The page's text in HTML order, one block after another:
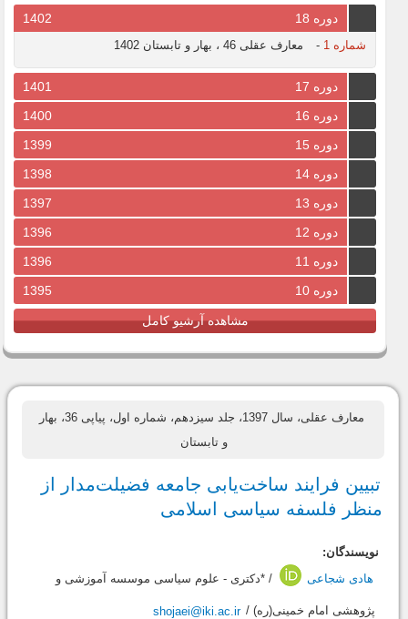
دوره 18 1402
شماره 1 - معارف عقلی 46 ، بهار و تابستان 1402
دوره 17
1401
دوره 16
1400
دوره 15
1399
دوره 14
1398
دوره 13
1397
دوره 12
1396
دوره 11
1396
دوره 10
1395
مشاهده آرشیو کامل
معارف عقلی، سال 1397، جلد سیزدهم، شماره اول، پیاپی 36، بهار
و تابستان
تبیین فرایند ساخت‌یابی جامعه فضیلت‌مدار از
منظر فلسفه سیاسی اسلامی
نویسندگان:
هادی شجاعی
/ *دکتری - علوم سیاسی موسسه آموزشی و
پژوهشی امام خمینی(ره) / shojaei@iki.ac.ir